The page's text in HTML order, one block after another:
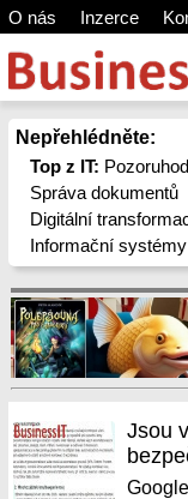
O nás Inzerce
Nepřehlédněte:
Top z IT:
Správa dokumentů
Digitální
Informační systémy
Jsou